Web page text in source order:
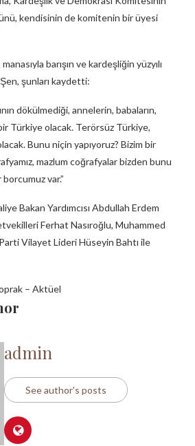
kendisinin de komitenin bir üyesi
barışın ve kardeşliğin yüzyılı
şunları kaydetti:
dökülmediği, annelerin, babaların,
Türkiye olacak. Terörsüz Türkiye,
Bunu niçin yapıyoruz? Bizim bir
mazlum coğrafyalar bizden bunu
var.”
Bakan Yardımcısı Abdullah Erdem
Ferhat Nasıroğlu, Muhammed
Vilayet Lideri Hüseyin Bahtı ile
– Aktüel
admin
See author's posts